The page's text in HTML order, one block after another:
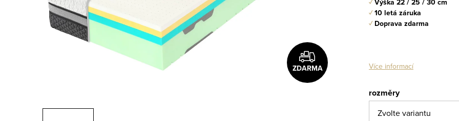
ZDARMA
✓Výška 22 / 25 / 30 cm
✓10 letá záruka
✓Doprava zdarma
Více informací
rozměry